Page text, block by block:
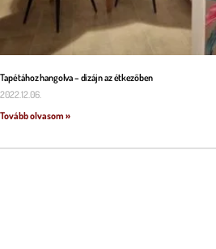
Tapétához hangolva – dizájn az étkezőben
2022.12.06.
Tovább olvasom »